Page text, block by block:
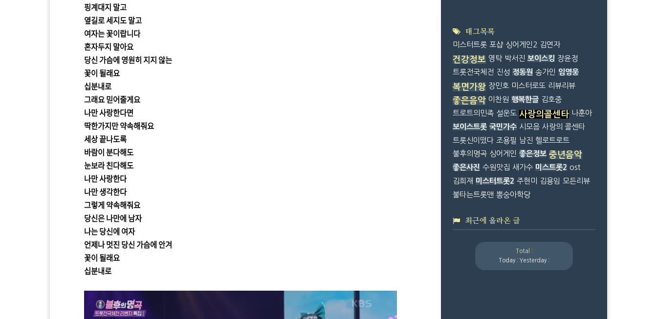
핑계대지 말고
옆길로 세지도 말고
여자는 꽃이랍니다
혼자두지 말아요
당신 가슴에 영원히 지지 않는
꽃이 될래요
십분내로
그래요 믿어줄게요
나만 사랑한다면
딱한가지만 약속해줘요
세상 끝나도록
바람이 분다해도
눈보라 친다해도
나만 사랑한다
나만 생각한다
그렇게 약속해줘요
당신은 나만에 남자
나는 당신에 여자
언제나 멋진 당신 가슴에 안겨
꽃이 될래요
십분내로
태그목록
미스터트롯 포샵 싱어게인2 김연자
건강정보 영탁 박서진 보이스킹 장윤정
트롯전국체전 진성 정동원 송가인 임영웅
복면가왕 장민호 미스터로또 리뷰리뷰
좋은음악 이찬원 행복한글 김호중
트로트의민족 설운도 사랑의콜센타 나훈아
보이스트롯 국민가수 시모음 사랑의 콜센타
트롯신이떴다 조용필 남진 헬로트로트
불후의명곡 싱어게인 좋은정보 중년음악
좋은사진 수원맛집 새가수 미스트롯2 ost
김희재 미스터트롯2 주현미 김용임 모든리뷰
불타는트롯맨 뽕숭아학당
최근에 올라온 글
Total :
Today : Yesterday :